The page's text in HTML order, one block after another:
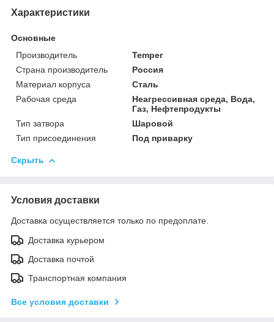
Характеристики
Основные
Производитель
Temper
Страна производитель
Россия
Материал корпуса
Сталь
Рабочая среда
Неагрессивная среда, Вода,
Газ, Нефтепродукты
Тип затвора
Шаровой
Тип присоединения
Под приварку
Скрыть
Условия доставки
Доставка осуществляется только по предоплате.
Доставка курьером
Доставка почтой
Транспортная компания
Все условия доставки